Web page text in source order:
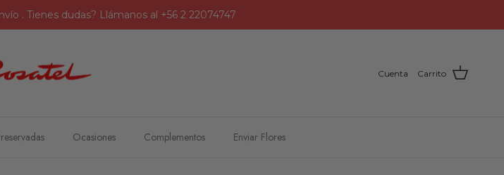
. Tienes dudas? Llámanos al +56 2 22074747
Cuenta Carrito
Ocasiones Complementos Enviar Flores